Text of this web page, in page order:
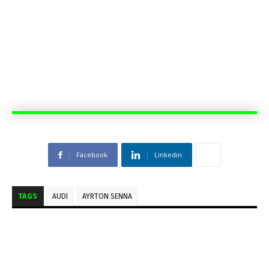
Facebook Linkedin
TAGS AUDI AYRTON SENNA